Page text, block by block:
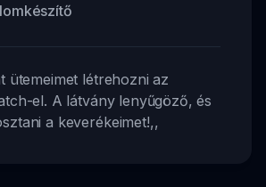
ütemeimet létrehozni az
el. A látvány lenyűgöző, és
a keverékeimet!,,